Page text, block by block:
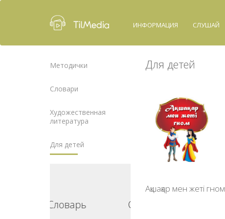
ИНФОРМАЦИЯ СЛУШАЙ
Методички
Словари
Художественная
литература
Для детей
Словарь
Для детей
Ақшақар мен жеті гном